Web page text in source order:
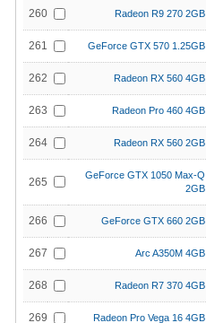
260 Radeon R9 270 2GB
261 GeForce GTX 570 1.25GB
262 Radeon RX 560 4GB
263 Radeon Pro 460 4GB
264 Radeon RX 560 2GB
265
GeForce GTX 1050 Max-Q
2GB
266 GeForce GTX 660 2GB
267 Arc A350M 4GB
268 Radeon R7 370 4GB
269 Radeon Pro Vega 16 4GB